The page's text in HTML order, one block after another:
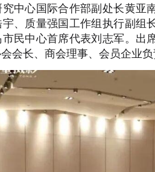
中心国际合作部副处长黄亚
、质量强国工作组执行副组
民中心首席代表刘志军。出
会长、商会理事、会员企业